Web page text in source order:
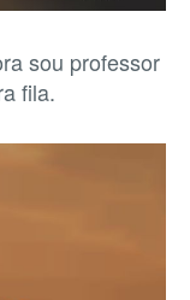
sou professor
fila.